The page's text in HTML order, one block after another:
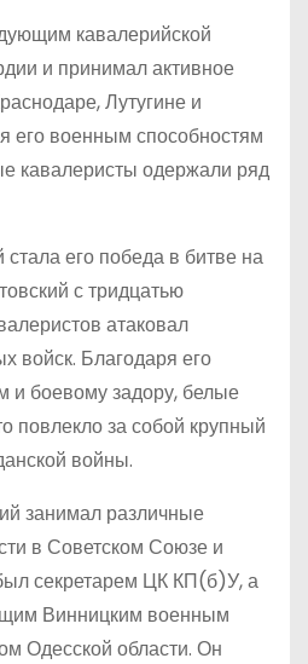
кавалерийской
и принимал активное
Лутугине и
его военным способностям
кавалеристы одержали ряд
его победа в битве на
с тридцатью
атаковал
войск. Благодаря его
и боевому задору, белые
повлекло за собой крупный
войны.
занимал различные
в Советском Союзе и
секретарем ЦК КП(б)У, а
Винницким военным
Одесской области. Он